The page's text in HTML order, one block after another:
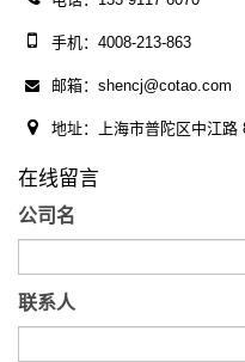
手机：4008-213-863
邮箱：shencj@cotao.com
地址：上海市普陀区中江路
在线留言
公司名
联系人